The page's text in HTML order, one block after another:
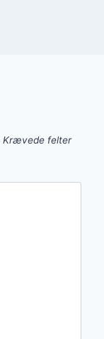
Krævede felter